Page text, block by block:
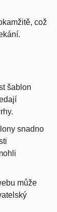
což
šablon
snadno
může